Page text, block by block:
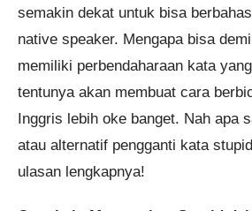
semakin dekat untuk bisa
native speaker. Mengapa bisa
memiliki perbendaharaan kata
tentunya akan membuat cara
Inggris lebih oke banget. Nah apa
atau alternatif pengganti kata
ulasan lengkapnya!